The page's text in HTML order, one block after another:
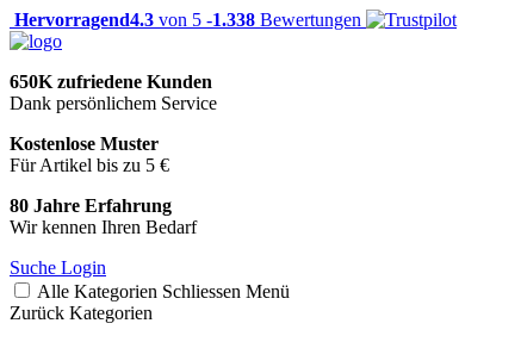
Hervorragend4.3 von 5 -1.338 Bewertungen
650K zufriedene Kunden
Dank persönlichem Service
Kostenlose Muster
Für Artikel bis zu 5 €
80 Jahre Erfahrung
Wir kennen Ihren Bedarf
Suche Login
Alle Kategorien Schliessen Menü
Zurück Kategorien